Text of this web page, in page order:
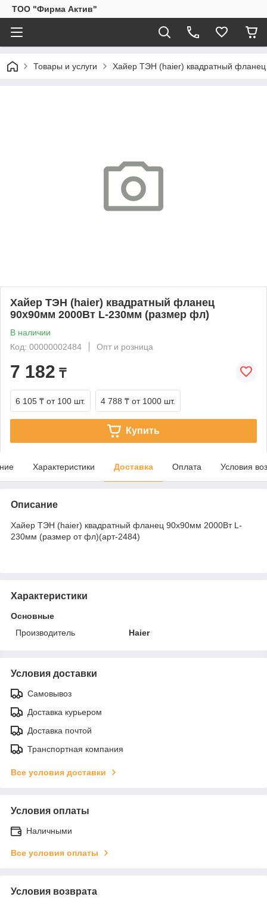
ТОО "Фирма Актив"
Товары и услуги Хайер ТЭН (haier) квадратный
Хайер ТЭН (haier) квадратный фланец
90х90мм 2000Вт L-230мм (размер фл)
В наличии
Код: 00000002484
Опт и розница
7 182 ₸
6 105 ₸ от 100 шт. 4 788 ₸ от 1000 шт.
Купить
Характеристики Доставка Оплата Условия
Описание
Хайер ТЭН (haier) квадратный фланец 90х90мм 2000Вт L-
230мм (размер от фл)(арт-2484)
Характеристики
Основные
Производитель
Haier
Условия доставки
Самовывоз
Доставка курьером
Доставка почтой
Транспортная компания
Все условия доставки
Условия оплаты
Наличными
Все условия оплаты
Условия возврата